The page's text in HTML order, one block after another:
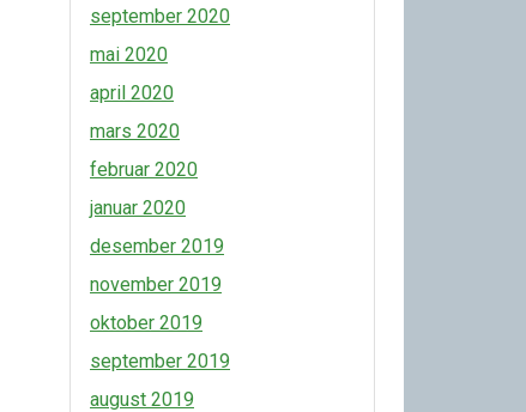
september 2020
mai 2020
april 2020
mars 2020
februar 2020
januar 2020
desember 2019
november 2019
oktober 2019
september 2019
august 2019